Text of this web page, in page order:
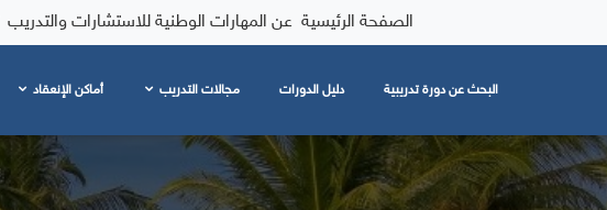
الصفحة الرئيسية عن المهارات الوطنية للاستشارات والتدريب
البحث عن دورة تدريبية دليل الدورات مجالات التدريب أماكن الإنعقاد